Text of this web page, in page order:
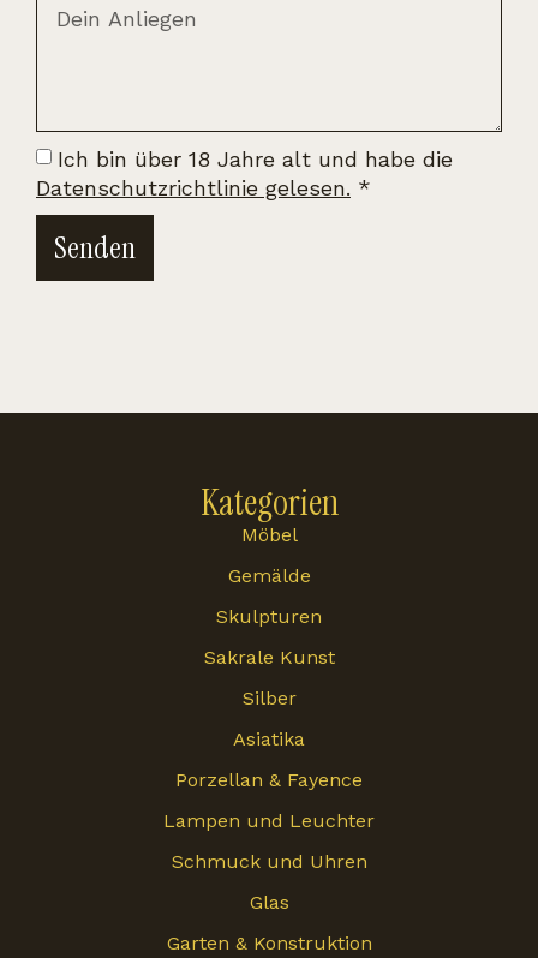
Ich bin über 18 Jahre alt und habe die
Datenschutzrichtlinie gelesen. *
Senden
Kategorien
Möbel
Gemälde
Skulpturen
Sakrale Kunst
Silber
Asiatika
Porzellan & Fayence
Lampen und Leuchter
Schmuck und Uhren
Glas
Garten & Konstruktion